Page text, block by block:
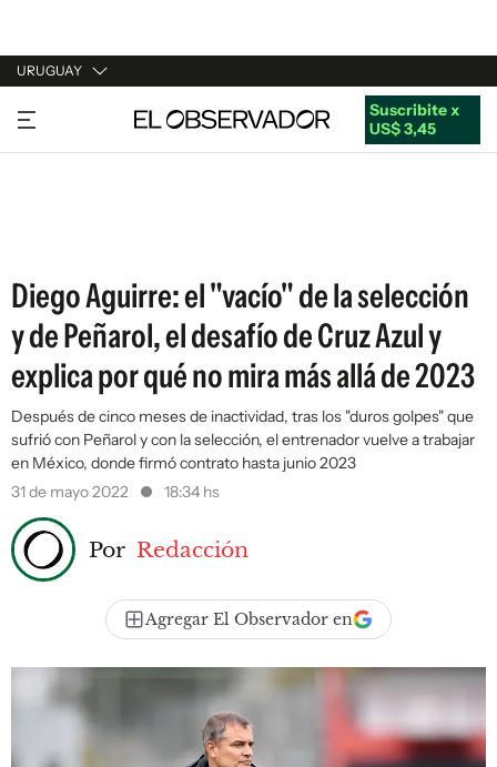
URUGUAY
URUGUAY
ARGENTINA
Suscribite x
US$ 3,45
Diego Aguirre: el "vacío" de la selección
y de Peñarol, el desafío de Cruz Azul y
explica por qué no mira más allá de 2023
Después de cinco meses de inactividad, tras los "duros golpes" que
sufrió con Peñarol y con la selección, el entrenador vuelve a trabajar
en México, donde firmó contrato hasta junio 2023
31 de mayo 2022
18:34 hs
Por Redacción
Agregar El Observador en